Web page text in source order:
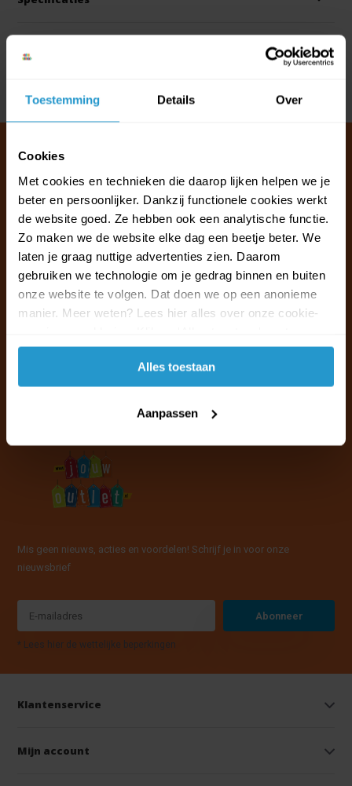
Toestemming Details Over
Cookies
Met cookies en technieken die daarop lijken helpen we je
beter en persoonlijker. Dankzij functionele cookies werkt
de website goed. Ze hebben ook een analytische functie.
Zo maken we de website elke dag een beetje beter. We
laten je graag nuttige advertenties zien. Daarom
gebruiken we technologie om je gedrag binnen en buiten
onze website te volgen. Dat doen we op een anonieme
manier. Meer weten? Lees hier alles over onze cookie-
accepteren.
Alles toestaan
Aanpassen
Klantenservice & FAQ
Wij staan voor u klaar.
Ma t/m vr van 09:30 - 16:00 telefonisch
+31 (0)13 785 62 41
Mis geen nieuws, acties en voordelen! Schrijf je in voor onze
nieuwsbrief
Abonneer
* Lees hier de wettelijke beperkingen
Klantenservice
Mijn account